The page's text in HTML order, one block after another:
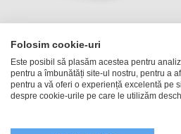
174,99 RON
Folosim cookie-uri
Este posibil să plasăm acestea pentru
pentru a îmbunătăți site-ul nostru, pentru a
pentru a vă oferi o experiență excelentă pe
despre cookie-urile pe care le utilizăm